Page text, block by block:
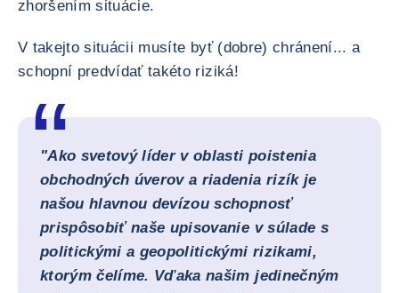
zhoršením situácie.
V takejto situácii musíte byť (dobre) chránení... a
schopní predvídať takéto riziká!
"Ako svetový líder v oblasti poistenia
obchodných úverov a riadenia rizík je
našou hlavnou devízou schopnosť
prispôsobiť naše upisovanie v súlade s
politickými a geopolitickými rizikami,
ktorým čelíme. Vďaka našim jedinečným